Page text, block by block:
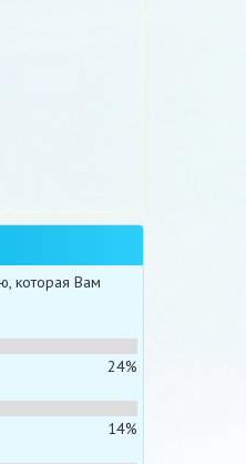
которая Вам
24%
14%